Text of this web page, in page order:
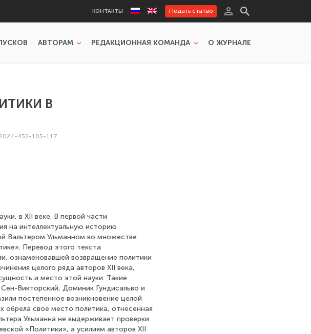
КОНТАКТЫ Подать статью
АВТОРАМ РЕДАКЦИОННАЯ КОМАНДА О ЖУРНАЛЕ
В
452-105-117
в XII веке. В первой части
на интеллектуальную историю
Вальтером Ульманном во множестве
Перевод этого текста
ознаменовавшей возвращение политики
целого ряда авторов XII века,
и место этой науки. Такие
Викторский, Доминик Гундисальво и
постепенное возникновение целой
свое место политика, отнесенная
Ульманна не выдерживает проверки
«Политики», а усилиям авторов XII